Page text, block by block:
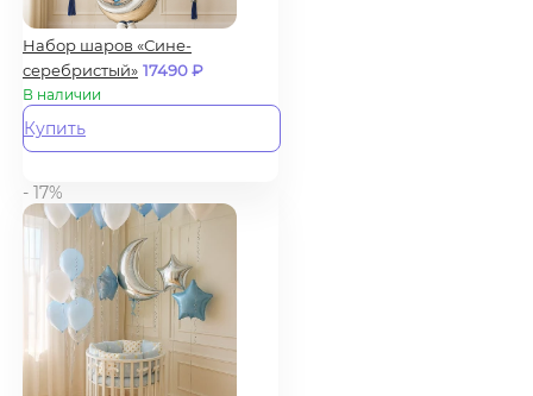
Набор шаров «Сине-
серебристый» 17490₽
В наличии
Купить
- 17%